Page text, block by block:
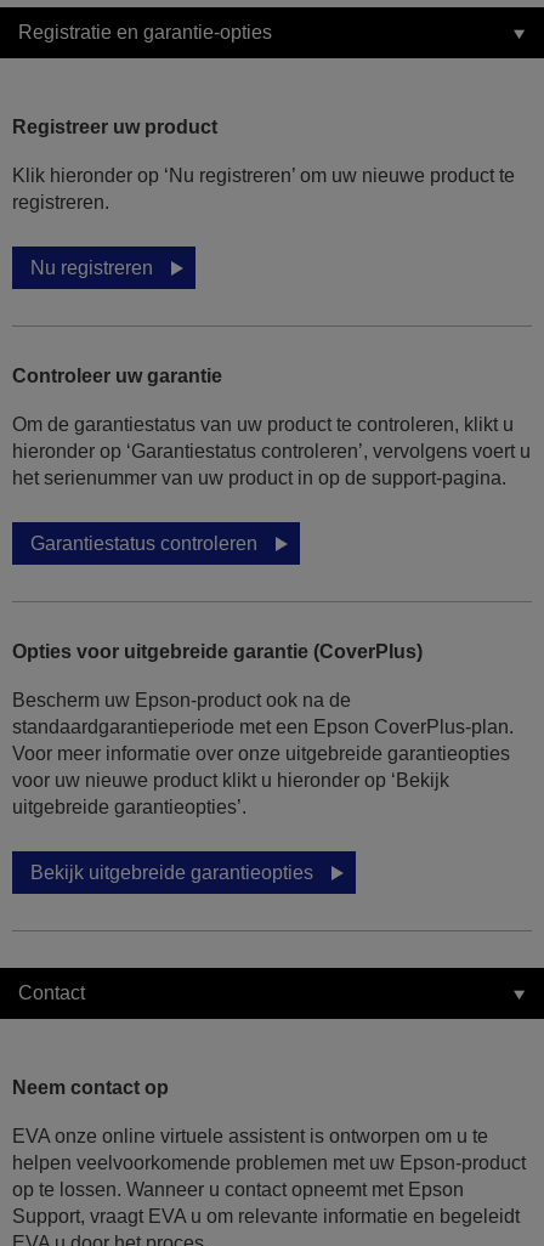
Registratie en garantie-opties
Registreer uw product
Klik hieronder op ‘Nu registreren’ om uw nieuwe product te
registreren.
Nu registreren
Controleer uw garantie
Om de garantiestatus van uw product te controleren, klikt u
hieronder op ‘Garantiestatus controleren’, vervolgens voert u
het serienummer van uw product in op de support-pagina.
Garantiestatus controleren
Opties voor uitgebreide garantie (CoverPlus)
Bescherm uw Epson-product ook na de
standaardgarantieperiode met een Epson CoverPlus-plan.
Voor meer informatie over onze uitgebreide garantieopties
voor uw nieuwe product klikt u hieronder op ‘Bekijk
uitgebreide garantieopties’.
Bekijk uitgebreide garantieopties
Contact
Neem contact op
EVA onze online virtuele assistent is ontworpen om u te
helpen veelvoorkomende problemen met uw Epson-product
op te lossen. Wanneer u contact opneemt met Epson
Support, vraagt EVA u om relevante informatie en begeleidt